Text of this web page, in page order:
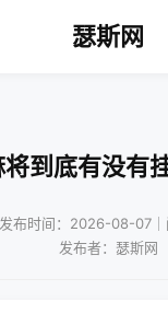
瑟斯网
到底有没有
发布时间：2026-08-07｜
发布者：瑟斯网